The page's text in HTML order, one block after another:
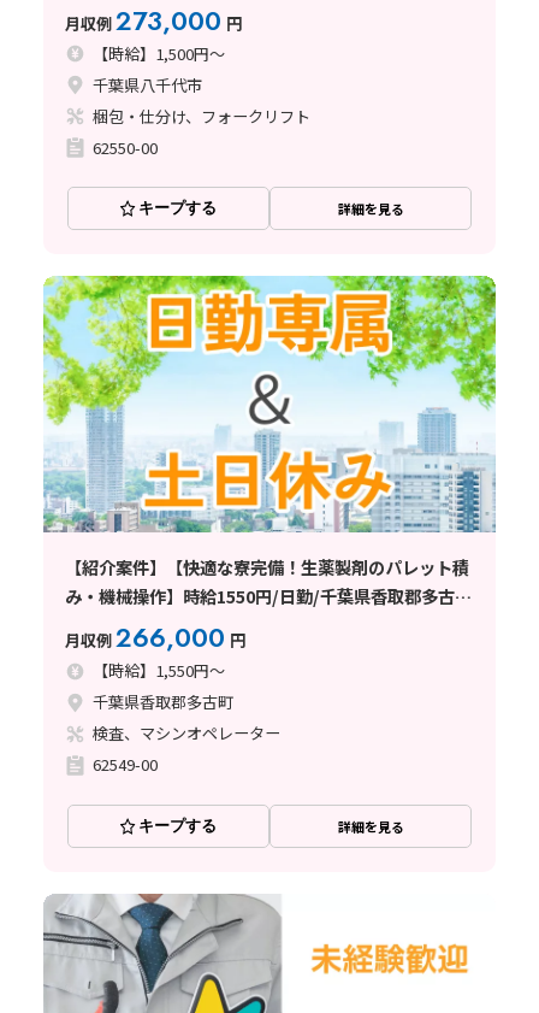
月収例273,000 円
【時給】1,500円～
千葉県八千代市
梱包・仕分け、フォークリフト
62550-00
キープする 詳細を見る
【紹介案件】【快適な寮完備！生薬製剤のパレット積
み・機械操作】時給1550円/日勤/千葉県香取郡多古
町/土日祝休み/空調完備/未経験OK/残業少なめ/住み
込みWORKも大歓迎です
月収例266,000 円
【時給】1,550円～
千葉県香取郡多古町
検査、マシンオペレーター
62549-00
キープする 詳細を見る